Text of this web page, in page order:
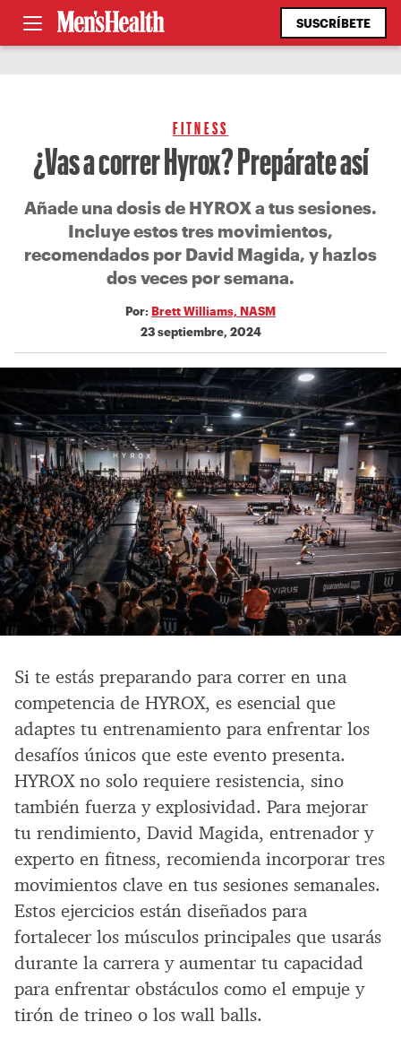
SUSCRÍBETE
FITNESS
¿Vas a correr Hyrox? Prepárate así
Añade una dosis de HYROX a tus sesiones.
Incluye estos tres movimientos,
recomendados por David Magida, y hazlos
dos veces por semana.
Por: Brett Williams, NASM
23 septiembre, 2024
Si te estás preparando para correr en una
competencia de HYROX, es esencial que
adaptes tu entrenamiento para enfrentar los
desafíos únicos que este evento presenta.
HYROX no solo requiere resistencia, sino
también fuerza y explosividad. Para mejorar
tu rendimiento, David Magida, entrenador y
experto en fitness, recomienda incorporar tres
movimientos clave en tus sesiones semanales.
Estos ejercicios están diseñados para
fortalecer los músculos principales que usarás
durante la carrera y aumentar tu capacidad
para enfrentar obstáculos como el empuje y
tirón de trineo o los wall balls.